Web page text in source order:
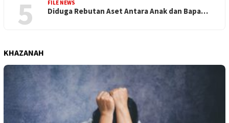
5 FILE NEWS
Diduga Rebutan Aset Antara Anak dan Bapa…
KHAZANAH